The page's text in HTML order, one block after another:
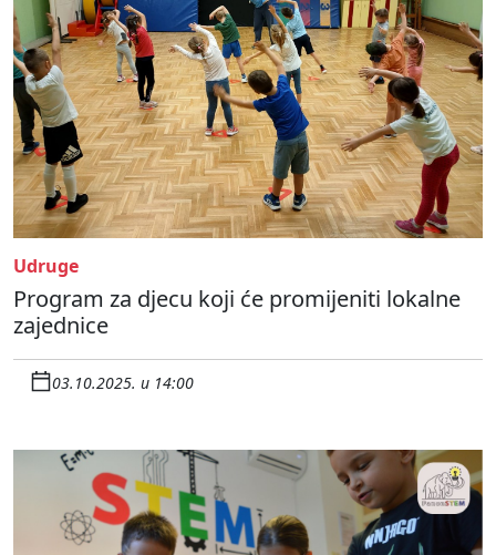
Udruge
Program za djecu koji će promijeniti lokalne
zajednice
03.10.2025. u 14:00